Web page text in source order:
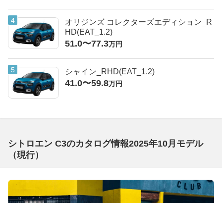
オリジンズ コレクターズエディション_R
HD(EAT_1.2)
51.0〜77.3万円
シャイン_RHD(EAT_1.2)
41.0〜59.8万円
シトロエン C3のカタログ情報2025年10月モデル
（現行）